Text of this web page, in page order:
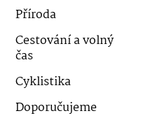
Příroda
Cestování a volný
čas
Cyklistika
Doporučujeme